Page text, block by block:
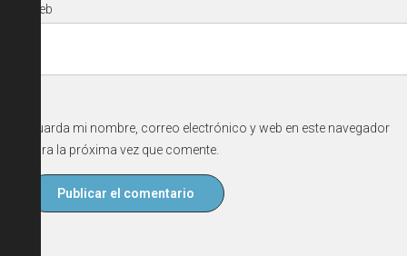
Web
Guarda mi nombre, correo electrónico y web en este navegador
para la próxima vez que comente.